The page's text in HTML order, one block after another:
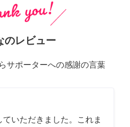
のレビュー
サポーターへの感謝の言葉
いただきました。これま